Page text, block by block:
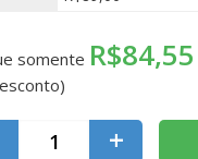
somente R$84,55
+